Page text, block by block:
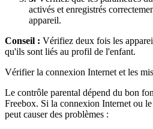
activés et enregistrés
appareil.
Conseil : Vérifiez deux fois les
qu'ils sont liés au profil de l'enfant.
Vérifier la connexion Internet et les
Le contrôle parental dépend du bon
Freebox. Si la connexion Internet ou
peut causer des problèmes :